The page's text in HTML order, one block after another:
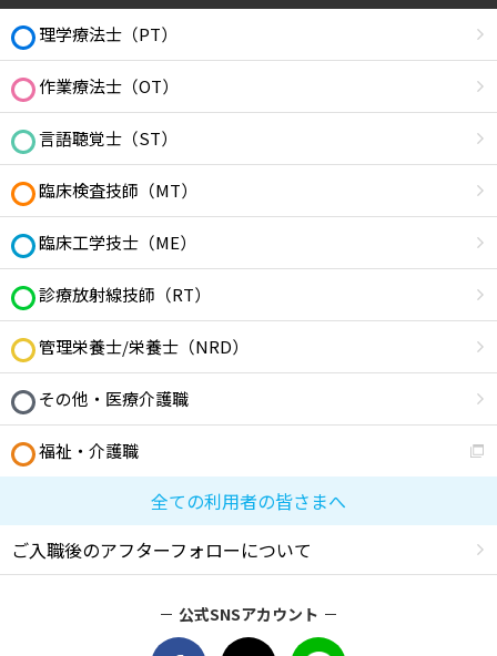
理学療法士（PT）
作業療法士（OT）
言語聴覚士（ST）
臨床検査技師（MT）
臨床工学技士（ME）
診療放射線技師（RT）
管理栄養士/栄養士（NRD）
その他・医療介護職
福祉・介護職
全ての利用者の皆さまへ
ご入職後のアフターフォローについて
公式SNSアカウント